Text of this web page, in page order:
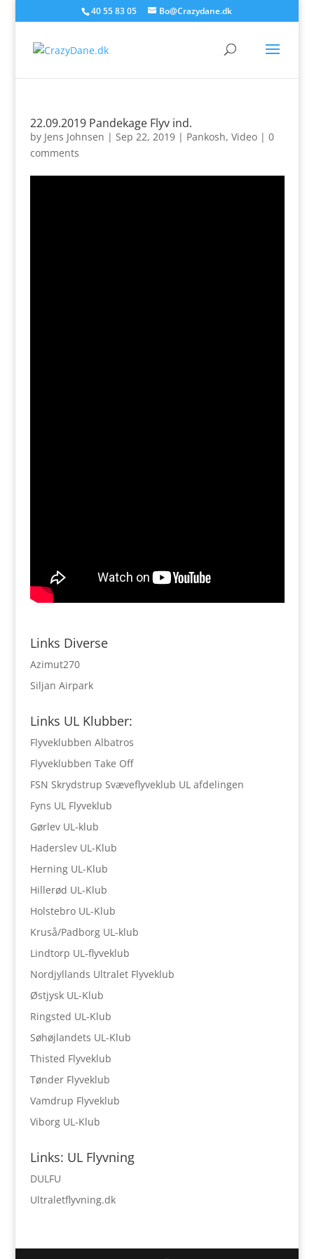
40 55 83 05 Bo@Crazydane.dk
22.09.2019 Pandekage Flyv ind.
by Jens Johnsen | Sep 22, 2019| Pankosh, Video| 0
comments
Links Diverse
Azimut270
Siljan Airpark
Links UL Klubber:
Flyveklubben Albatros
Flyveklubben Take Off
FSN Skrydstrup Svæveflyveklub UL afdelingen
Fyns UL Flyveklub
Gørlev UL-klub
Haderslev UL-Klub
Herning UL-Klub
Hillerød UL-Klub
Holstebro UL-Klub
Kruså/Padborg UL-klub
Lindtorp UL-flyveklub
Nordjyllands Ultralet Flyveklub
Østjysk UL-Klub
Ringsted UL-Klub
Søhøjlandets UL-Klub
Thisted Flyveklub
Tønder Flyveklub
Vamdrup Flyveklub
Viborg UL-Klub
Links: UL Flyvning
DULFU
Ultraletflyvning.dk